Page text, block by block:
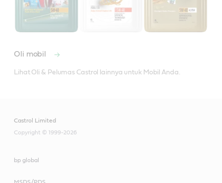
Untuk aplikasi yang membutuhkan kinerja API GL-4.
Oli mobil
Lihat Oli & Pelumas Castrol lainnya untuk Mobil Anda.
Castrol Limited
Copyright © 1999-2026
bp global